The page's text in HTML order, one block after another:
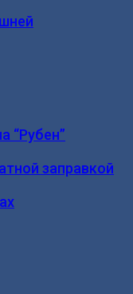
“Рубен”
заправкой